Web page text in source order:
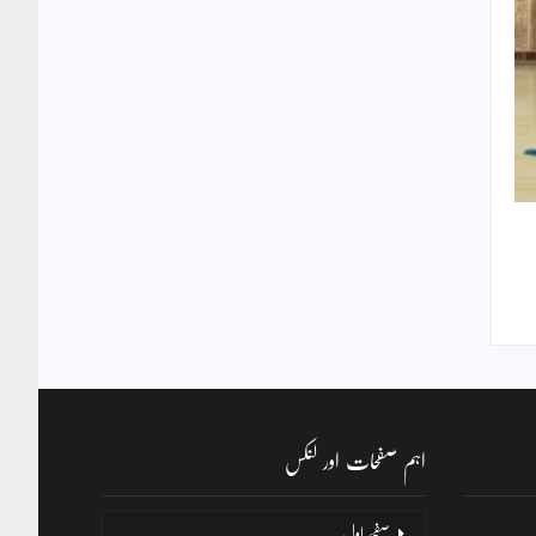
اہم صفحات اور لنکس
صفحۂ اول